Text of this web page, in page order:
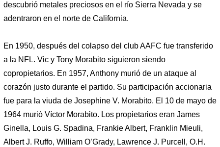
descubrió metales preciosos en el río Sierra Nevada y se
adentraron en el norte de California.
En 1950, después del colapso del club AAFC fue transferido
a la NFL. Vic y Tony Morabito siguieron siendo
copropietarios. En 1957, Anthony murió de un ataque al
corazón justo durante el partido. Su participación accionaria
fue para la viuda de Josephine V. Morabito. El 10 de mayo de
1964 murió Víctor Morabito. Los propietarios eran James
Ginella, Louis G. Spadina, Frankie Albert, Franklin Mieuli,
Albert J. Ruffo, William O’Grady, Lawrence J. Purcell, O.H.